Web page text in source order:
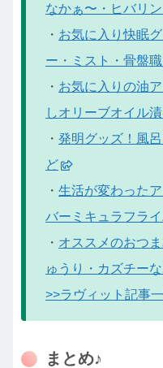
なかぁ〜・ヒバリ
・ お気に入り快眠
ー・ミスト・骨盤
・ お気に入りの油
しオリーブオイル
・ 発明グッズ！風
ど
・ 生活が変わった
バーミキュラフラ
・ オススメのおつ
ゅうり・カズチー
>>ラヴィット記事
まとめ♪